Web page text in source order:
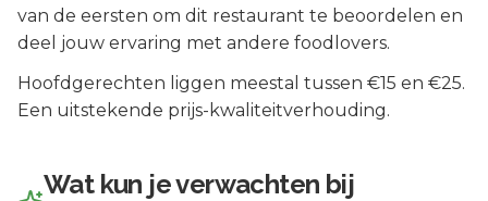
van de eersten om dit restaurant te beoordelen en
deel jouw ervaring met andere foodlovers.
Hoofdgerechten liggen meestal tussen €15 en €25.
Een uitstekende prijs-kwaliteitverhouding.
Wat kun je verwachten bij